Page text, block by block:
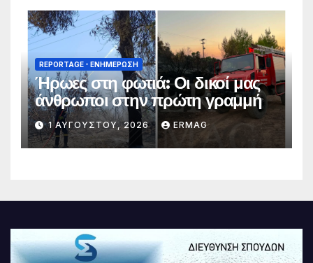
REPORTAGE - EΝΗΜΈΡΩΣΗ
Ήρωες στη φωτιά: Οι δικοί μας
άνθρωποι στην πρώτη γραμμή
1 ΑΥΓΟΎΣΤΟΥ, 2026 ERMAG